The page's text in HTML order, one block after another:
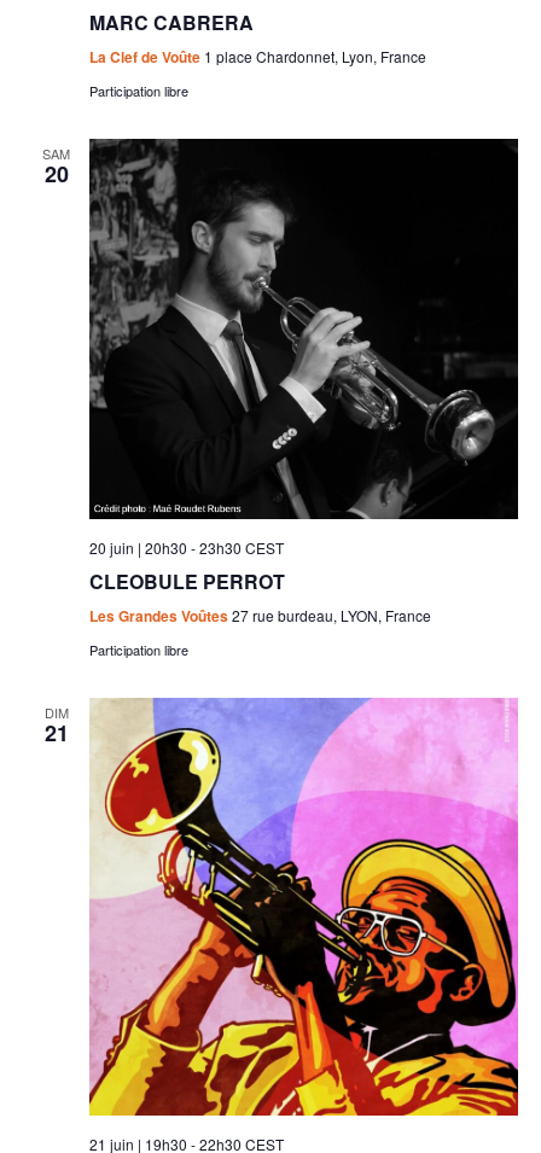
MARC CABRERA
La Clef de Voûte 1 place Chardonnet, Lyon, France
Participation libre
SAM
20
20 juin | 20h30 -23h30 CEST
CLEOBULE PERROT
Les Grandes Voûtes27 rue burdeau, LYON, France
Participation libre
DIM
21
21 juin | 19h30 -22h30 CEST